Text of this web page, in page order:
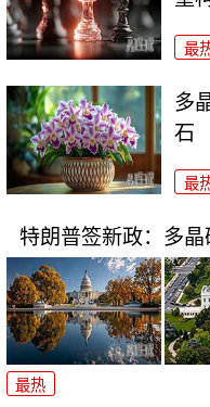
最
多
石
最
特朗普签新政：多
最热